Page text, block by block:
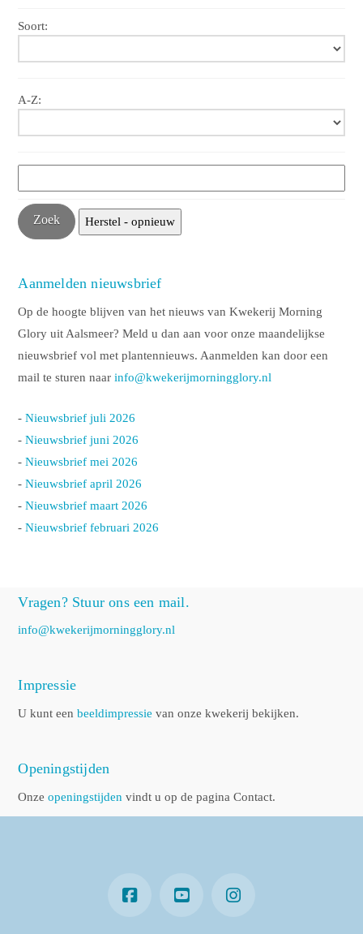
Soort:
A-Z:
Aanmelden nieuwsbrief
Op de hoogte blijven van het nieuws van Kwekerij Morning
Glory uit Aalsmeer? Meld u dan aan voor onze maandelijkse
nieuwsbrief vol met plantennieuws. Aanmelden kan door een
mail te sturen naarinfo@kwekerijmorningglory.nl
-Nieuwsbrief juli 2026
-Nieuwsbrief juni 2026
-Nieuwsbrief mei 2026
-Nieuwsbrief april 2026
-Nieuwsbrief maart 2026
-Nieuwsbrief februari 2026
Vragen? Stuur ons een mail.
info@kwekerijmorningglory.nl
Impressie
U kunt eenbeeldimpressie van onze kwekerij bekijken.
Openingstijden
Onzeopeningstijden vindt u op de pagina Contact.